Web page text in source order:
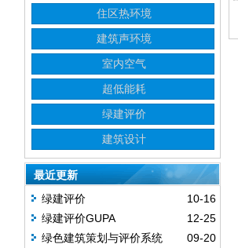
住区热环境
建筑声环境
室内空气
超低能耗
绿建评价
建筑设计
最近更新
10-16
绿建评价
12-25
绿建评价GUPA
09-20
绿色建筑策划与评价系统